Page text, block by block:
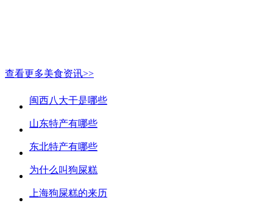
查看更多美食资讯>>
闽西八大干是哪些
山东特产有哪些
东北特产有哪些
为什么叫狗屎糕
上海狗屎糕的来历